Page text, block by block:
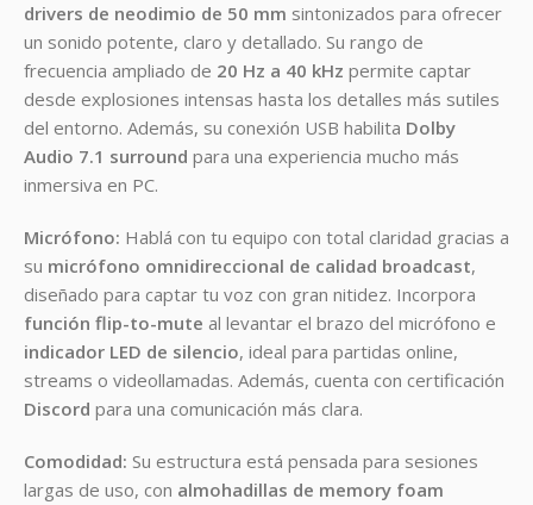
drivers de neodimio de 50 mm sintonizados para ofrecer
un sonido potente, claro y detallado. Su rango de
frecuencia ampliado de 20 Hz a 40 kHz permite captar
desde explosiones intensas hasta los detalles más sutiles
del entorno. Además, su conexión USB habilita Dolby
Audio 7.1 surround para una experiencia mucho más
inmersiva en PC.
Micrófono: Hablá con tu equipo con total claridad gracias a
su micrófono omnidireccional de calidad broadcast,
diseñado para captar tu voz con gran nitidez. Incorpora
función flip-to-mute al levantar el brazo del micrófono e
indicador LED de silencio, ideal para partidas online,
streams o videollamadas. Además, cuenta con certificación
Discord para una comunicación más clara.
Comodidad: Su estructura está pensada para sesiones
largas de uso, con almohadillas de memory foam